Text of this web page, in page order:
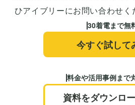
ひアイブリーにお問い合わせく
30着電まで無
今すぐ試して
料金や活用事例まで
資料をダウンロ